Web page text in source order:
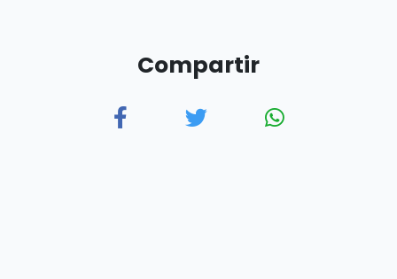
Compartir